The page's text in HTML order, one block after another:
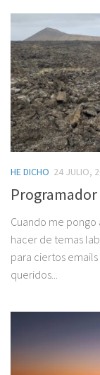
HE DICHO 24 JULIO,
Cuando me pongo
hacer de temas
para ciertos
queridos...